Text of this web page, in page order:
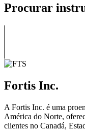
Procurar
Fortis Inc.
A Fortis Inc. é uma
América do Norte,
clientes no Canadá,